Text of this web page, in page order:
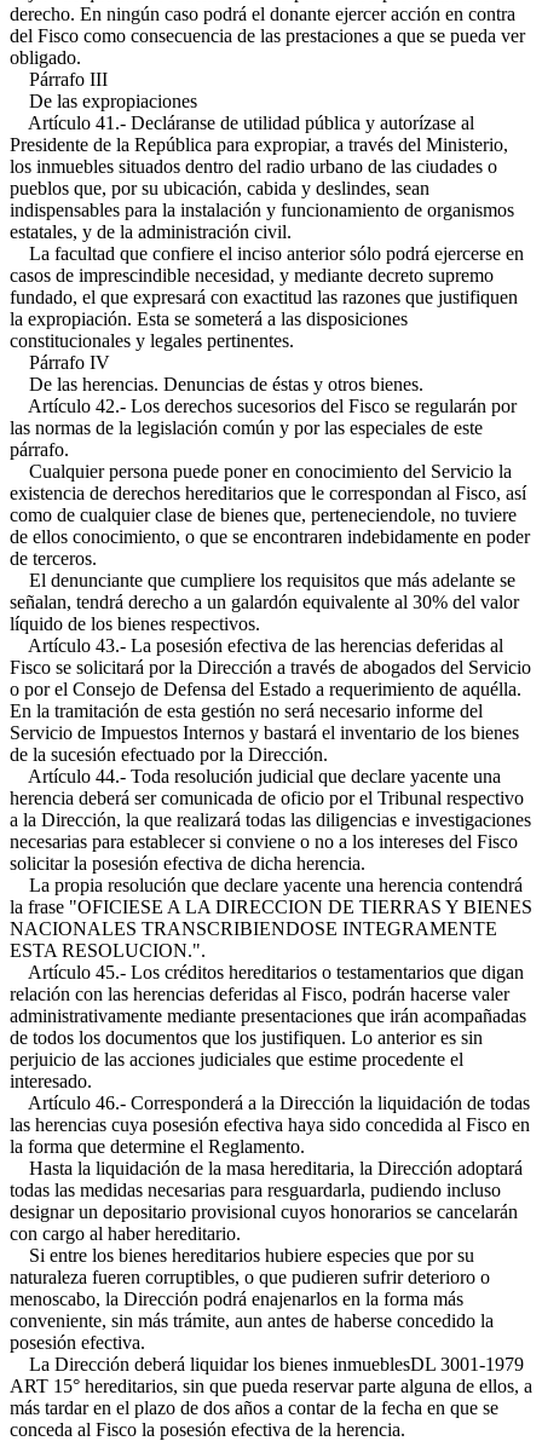
derecho. En ningún caso podrá el donante ejercer acción en contra
del Fisco como consecuencia de las prestaciones a que se pueda ver
obligado.
Párrafo III
De las expropiaciones
Artículo 41.- Decláranse de utilidad pública y autorízase al
Presidente de la República para expropiar, a través del Ministerio,
los inmuebles situados dentro del radio urbano de las ciudades o
pueblos que, por su ubicación, cabida y deslindes, sean
indispensables para la instalación y funcionamiento de organismos
estatales, y de la administración civil.
La facultad que confiere el inciso anterior sólo podrá ejercerse en
casos de imprescindible necesidad, y mediante decreto supremo
fundado, el que expresará con exactitud las razones que justifiquen
la expropiación. Esta se someterá a las disposiciones
constitucionales y legales pertinentes.
Párrafo IV
De las herencias. Denuncias de éstas y otros bienes.
Artículo 42.- Los derechos sucesorios del Fisco se regularán por
las normas de la legislación común y por las especiales de este
párrafo.
Cualquier persona puede poner en conocimiento del Servicio la
existencia de derechos hereditarios que le correspondan al Fisco, así
como de cualquier clase de bienes que, perteneciendole, no tuviere
de ellos conocimiento, o que se encontraren indebidamente en poder
de terceros.
El denunciante que cumpliere los requisitos que más adelante se
señalan, tendrá derecho a un galardón equivalente al 30% del valor
líquido de los bienes respectivos.
Artículo 43.- La posesión efectiva de las herencias deferidas al
Fisco se solicitará por la Dirección a través de abogados del Servicio
o por el Consejo de Defensa del Estado a requerimiento de aquélla.
En la tramitación de esta gestión no será necesario informe del
Servicio de Impuestos Internos y bastará el inventario de los bienes
de la sucesión efectuado por la Dirección.
Artículo 44.- Toda resolución judicial que declare yacente una
herencia deberá ser comunicada de oficio por el Tribunal respectivo
a la Dirección, la que realizará todas las diligencias e investigaciones
necesarias para establecer si conviene o no a los intereses del Fisco
solicitar la posesión efectiva de dicha herencia.
La propia resolución que declare yacente una herencia contendrá
la frase "OFICIESE A LA DIRECCION DE TIERRAS Y BIENES
NACIONALES TRANSCRIBIENDOSE INTEGRAMENTE
ESTA RESOLUCION.".
Artículo 45.- Los créditos hereditarios o testamentarios que digan
relación con las herencias deferidas al Fisco, podrán hacerse valer
administrativamente mediante presentaciones que irán acompañadas
de todos los documentos que los justifiquen. Lo anterior es sin
perjuicio de las acciones judiciales que estime procedente el
interesado.
Artículo 46.- Corresponderá a la Dirección la liquidación de todas
las herencias cuya posesión efectiva haya sido concedida al Fisco en
la forma que determine el Reglamento.
Hasta la liquidación de la masa hereditaria, la Dirección adoptará
todas las medidas necesarias para resguardarla, pudiendo incluso
designar un depositario provisional cuyos honorarios se cancelarán
con cargo al haber hereditario.
Si entre los bienes hereditarios hubiere especies que por su
naturaleza fueren corruptibles, o que pudieren sufrir deterioro o
menoscabo, la Dirección podrá enajenarlos en la forma más
conveniente, sin más trámite, aun antes de haberse concedido la
posesión efectiva.
La Dirección deberá liquidar los bienes inmueblesDL 3001-1979
ART 15° hereditarios, sin que pueda reservar parte alguna de ellos, a
más tardar en el plazo de dos años a contar de la fecha en que se
conceda al Fisco la posesión efectiva de la herencia.